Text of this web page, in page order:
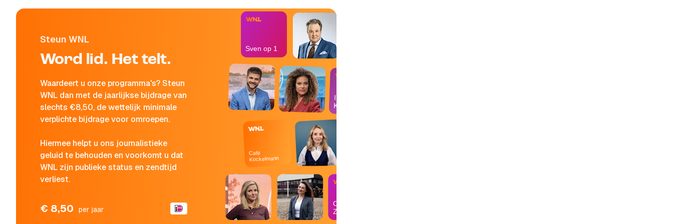
Steun WNL
Word lid. Het telt.
Waardeert u onze programma's? Steun
WNL dan met de jaarlijkse bijdrage van
slechts €8,50, de wettelijk minimale
verplichte bijdrage voor omroepen.
Hiermee helpt u ons journalistieke
geluid te behouden en voorkomt u dat
WNL zijn publieke status en zendtijd
verliest.
€ 8,50 per jaar
Op
Zondag
Café
Kockelmann
In de
Kantine
Sven op 1